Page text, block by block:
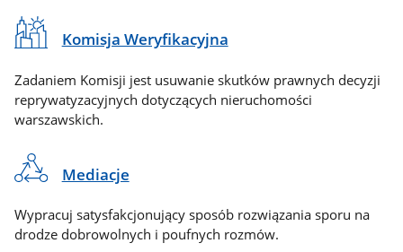
Komisja Weryfikacyjna
Zadaniem Komisji jest usuwanie skutków prawnych decyzji
reprywatyzacyjnych dotyczących nieruchomości
warszawskich.
Mediacje
Wypracuj satysfakcjonujący sposób rozwiązania sporu na
drodze dobrowolnych i poufnych rozmów.